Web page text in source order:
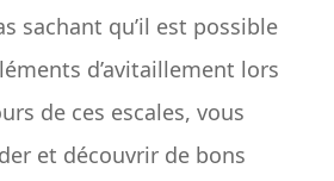
sachant qu’il est possible
d’avitaillement lors
de ces escales, vous
et découvrir de bons